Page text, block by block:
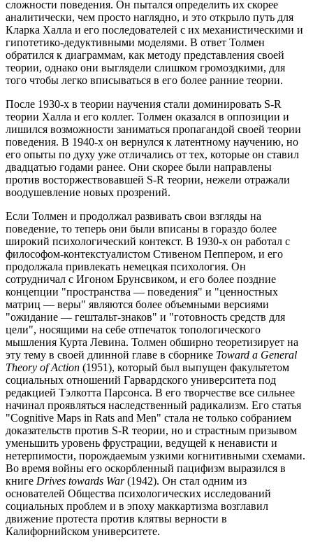
сложности поведения. Он пытался определить их скорее
аналитически, чем просто наглядно, и это открыло путь для
Кларка Халла и его последователей с их механистическими и
гипотетико-дедуктивными моделями. В ответ Толмен
обратился к диаграммам, как методу представления своей
теории, однако они выглядели слишком громоздкими, для
того чтобы легко вписываться в его более ранние теории.
После 1930-х в теории научения стали доминировать S-R
теории Халла и его коллег. Толмен оказался в оппозиции и
лишился возможности заниматься пропагандой своей теории
поведения. В 1940-х он вернулся к латентному научению, но
его опыты по духу уже отличались от тех, которые он ставил
двадцатью годами ранее. Они скорее были направлены
против восторжествовавшей S-R теории, нежели отражали
воодушевление новых прозрений.
Если Толмен и продолжал развивать свои взгляды на
поведение, то теперь они были вписаны в гораздо более
широкий психологический контекст. В 1930-х он работал с
философом-контекстуалистом Стивеном Пеппером, и его
продолжала привлекать немецкая психология. Он
сотрудничал с Игоном Брунсвиком, и его более поздние
концепции "пространства — поведения" и "ценностных
матриц — веры" являются более объемными версиями
"ожидание — гештальт-знаков" и "готовность средств для
цели", носящими на себе отпечаток топологического
мышления Курта Левина. Толмен обширно теоретизирует на
эту тему в своей длинной главе в сборнике Toward a General
Theory of Action (1951), который был выпущен факультетом
социальных отношений Гарвардского университета под
редакцией Тэлкотта Парсонса. В его творчестве все сильнее
начинал проявляться наследственный радикализм. Его статья
"Cognitive Maps in Rats and Men" стала не только собранием
доказательств против S-R теории, но и страстным призывом
уменьшить уровень фрустрации, ведущей к ненависти и
нетерпимости, порождаемым узкими когнитивными схемами.
Во время войны его оскорбленный пацифизм выразился в
книге Drives towards War(1942). Он стал одним из
основателей Общества психологических исследований
социальных проблем и в эпоху маккартизма возглавил
движение протеста против клятвы верности в
Калифорнийском университете.